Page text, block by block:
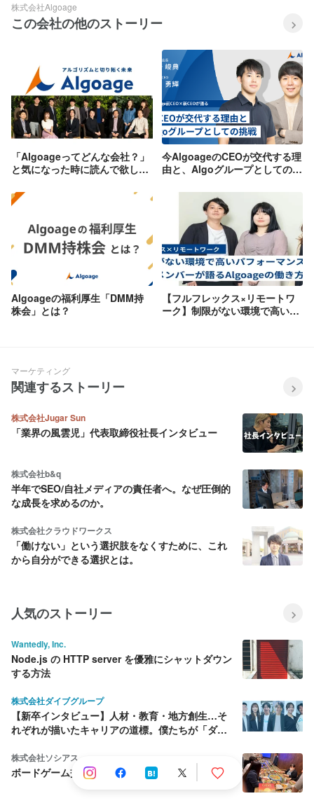
株式会社Algoage
この会社の他のストーリー
「Algoageってどんな会社？」
と気になった時に読んで欲しい
今AlgoageのCEOが交代する理
由と、Algoグループとしての挑
Algoageの福利厚生「DMM持
株会」とは？
【フルフレックス×リモートワ
ーク】制限がない環境で高いパ
マーケティング
関連するストーリー
株式会社Jugar Sun
「業界の風雲児」代表取締役社長インタビュー
株式会社b&q
半年でSEO/自社メディアの責任者へ。なぜ圧倒的
な成長を求めるのか。
株式会社クラウドワークス
「働けない」という選択肢をなくすために、これ
から自分ができる選択とは。
人気のストーリー
Wantedly, Inc.
Node.js の HTTP server を優雅にシャットダウン
する方法
株式会社ダイブグループ
【新卒インタビュー】人材・教育・地方創生…そ
れぞれが描いたキャリアの道標。僕たちが「ダイ
株式会社ソシアス
ボードゲーム交流会